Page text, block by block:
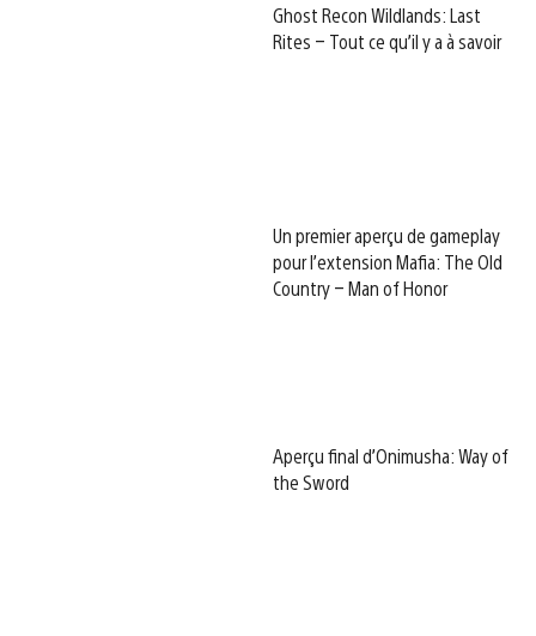
Ghost Recon Wildlands: Last
Rites – Tout ce qu’il y a à savoir
Un premier aperçu de gameplay
pour l’extension Mafia: The Old
Country – Man of Honor
Aperçu final d’Onimusha: Way of
the Sword